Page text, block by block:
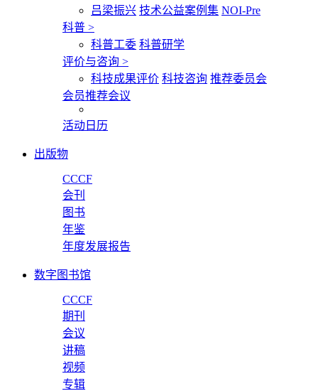
吕梁振兴 技术公益案例集 NOI-Pre
科普 >
科普工委 科普研学
评价与咨询 >
科技成果评价 科技咨询 推荐委员会
会员推荐会议
活动日历
出版物
CCCF
会刊
图书
年鉴
年度发展报告
数字图书馆
CCCF
期刊
会议
讲稿
视频
专辑